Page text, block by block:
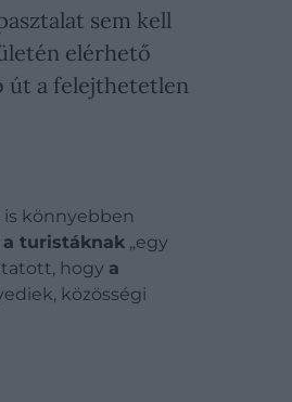
sem kell
elérhető
út a felejthetetlen
könnyebben
a turistáknak „egy
hogy a
közösségi